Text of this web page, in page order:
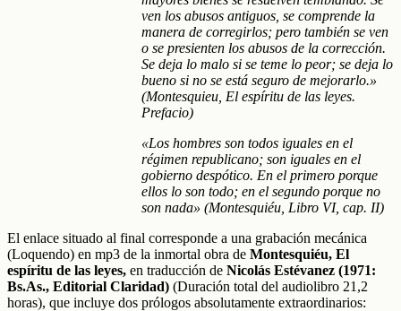
ven los abusos antiguos, se comprende la
manera de corregirlos; pero también se ven
o se presienten los abusos de la corrección.
Se deja lo malo si se teme lo peor; se deja lo
bueno si no se está seguro de mejorarlo.»
(Montesquieu, El espíritu de las leyes.
Prefacio)
«Los hombres son todos iguales en el
régimen republicano; son iguales en el
gobierno despótico. En el primero porque
ellos lo son todo; en el segundo porque no
son nada» (Montesquiéu, Libro VI, cap. II)
El enlace situado al final corresponde a una grabación mecánica
(Loquendo) en mp3 de la inmortal obra de Montesquiéu, El
espíritu de las leyes, en traducción de Nicolás Estévanez (1971:
Bs.As., Editorial Claridad) (Duración total del audiolibro 21,2
horas), que incluye dos prólogos absolutamente extraordinarios: